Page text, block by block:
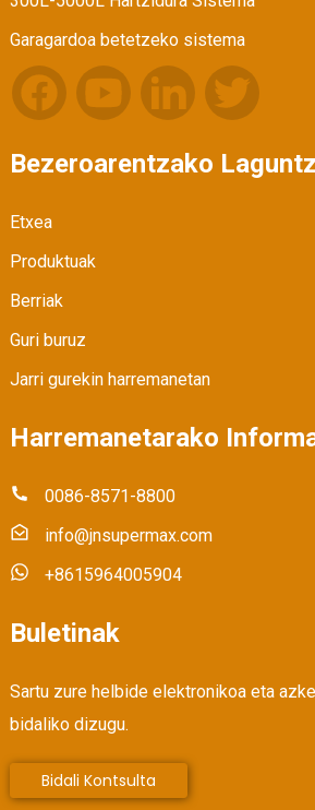
Garagardoa betetzeko sistema
Bezeroarentzako
Etxea
Produktuak
Berriak
Guri buruz
Jarri gurekin harremanetan
Harremanetarako
0086-8571-8800
info@jnsupermax.com
+8615964005904
Buletinak
Sartu zure helbide elektronikoa eta
bidaliko dizugu.
Bidali Kontsulta